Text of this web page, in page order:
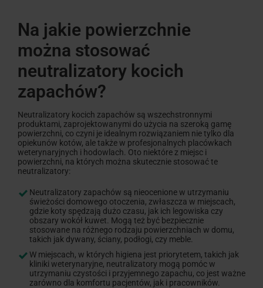
Na jakie powierzchnie
można stosować
neutralizatory kocich
zapachów?
Neutralizatory kocich zapachów są wszechstronnymi
produktami, zaprojektowanymi do użycia na szeroką gamę
powierzchni, co czyni je idealnym rozwiązaniem nie tylko dla
opiekunów kotów, ale także w profesjonalnych placówkach
weterynaryjnych i hodowlach. Oto niektóre z miejsc i
powierzchni, na których można skutecznie stosować te
neutralizatory:
Neutralizatory zapachów są nieocenione w utrzymaniu
świeżości domowego otoczenia, zwłaszcza w miejscach,
gdzie koty spędzają dużo czasu, jak ich legowiska czy
obszary wokół kuwet. Mogą też być bezpiecznie
stosowane na różnego rodzaju powierzchniach w domu,
takich jak dywany, ściany, podłogi, czy meble.
W miejscach, w których higiena jest priorytetem, takich jak
kliniki weterynaryjne, neutralizatory mogą pomóc w
utrzymaniu czystości i przyjemnego zapachu, co jest ważne
zarówno dla komfortu pacjentów, jak i pracowników.